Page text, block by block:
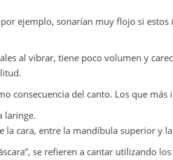
ejemplo, sonarían muy flojo si
al vibrar, tiene poco volumen y
consecuencia del canto. Los que más
laringe.
la cara, entre la mandíbula superior y
se refieren a cantar utilizando